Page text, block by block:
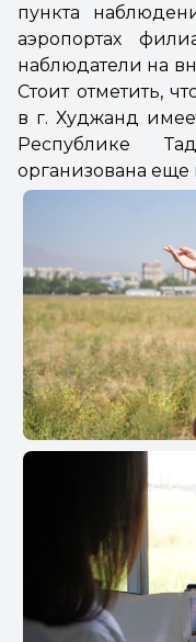
пункта
аэропортах
наблюдатели на
Стоит отметить,
в г. Худжанд
Республике
организована еще